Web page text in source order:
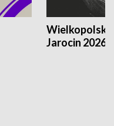
Jarocin 2026